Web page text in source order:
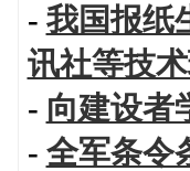
- 我国报纸
讯社等技
- 向建设者
- 全军条令